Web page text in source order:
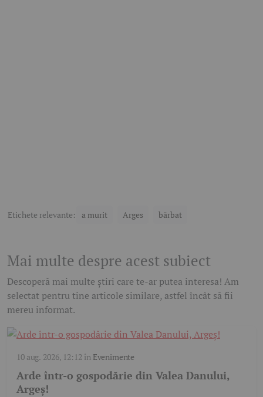
Etichete relevante: a murit Arges bărbat
Mai multe despre acest subiect
Descoperă mai multe știri care te-ar putea interesa! Am
selectat pentru tine articole similare, astfel încât să fii
mereu informat.
10 aug. 2026, 12:12 în Evenimente
Arde într-o gospodărie din Valea Danului,
Argeș!